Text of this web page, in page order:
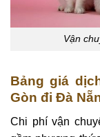
Vận
Bảng giá
Gòn đi Đà
Chi phí vận